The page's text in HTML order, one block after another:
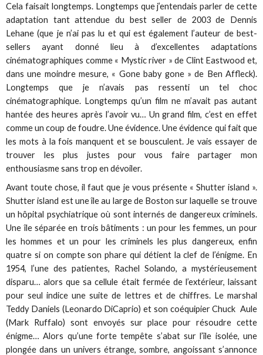
Cela faisait longtemps. Longtemps que j’entendais parler de cette
adaptation tant attendue du best seller de 2003 de Dennis
Lehane (que je n’ai pas lu et qui est également l’auteur de best-
sellers ayant donné lieu à d’excellentes adaptations
cinématographiques comme « Mystic river » de Clint Eastwood et,
dans une moindre mesure, « Gone baby gone » de Ben Affleck).
Longtemps que je n’avais pas ressenti un tel choc
cinématographique. Longtemps qu’un film ne m’avait pas autant
hantée des heures après l’avoir vu… Un grand film, c’est en effet
comme un coup de foudre. Une évidence. Une évidence qui fait que
les mots à la fois manquent et se bousculent. Je vais essayer de
trouver les plus justes pour vous faire partager mon
enthousiasme sans trop en dévoiler.
Avant toute chose, il faut que je vous présente « Shutter island ».
Shutter island est une île au large de Boston sur laquelle se trouve
un hôpital psychiatrique où sont internés de dangereux criminels.
Une île séparée en trois bâtiments : un pour les femmes, un pour
les hommes et un pour les criminels les plus dangereux, enfin
quatre si on compte son phare qui détient la clef de l’énigme. En
1954, l’une des patientes, Rachel Solando, a mystérieusement
disparu… alors que sa cellule était fermée de l’extérieur, laissant
pour seul indice une suite de lettres et de chiffres. Le marshal
Teddy Daniels (Leonardo DiCaprio) et son coéquipier Chuck Aule
(Mark Ruffalo) sont envoyés sur place pour résoudre cette
énigme… Alors qu’une forte tempête s’abat sur l’île isolée, une
plongée dans un univers étrange, sombre, angoissant s’annonce